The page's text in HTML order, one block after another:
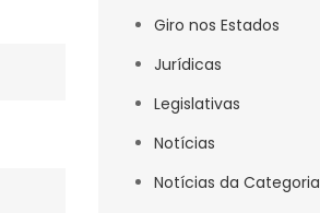
Giro nos Estados
Jurídicas
Legislativas
Notícias
Notícias da Categoria